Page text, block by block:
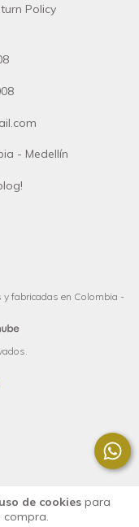
de cookies para
compra.
Policy
- Medellín
fabricadas en Colombia -